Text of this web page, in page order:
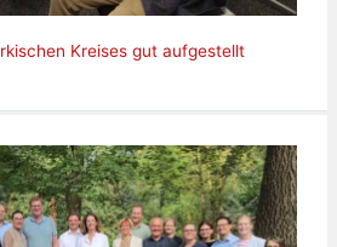
Kreises gut aufgestellt